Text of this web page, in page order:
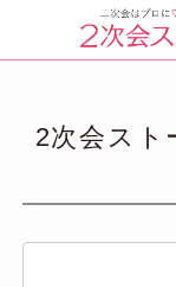
2次会スト